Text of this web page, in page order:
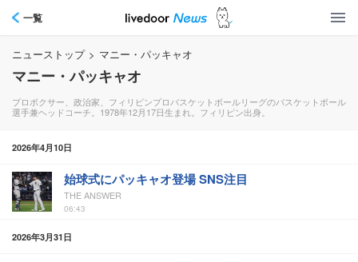
一覧
ニューストップ > マニー・パッキャオ
マニー・パッキャオ
プロボクサー、政治家、フィリピンプロバスケットボールリーグのバスケットボール
選手兼ヘッドコーチ。1978年12月17日生まれ。フィリピン出身。
2026年4月10日
始球式にパッキャオ登場 SNS注目
THE ANSWER
06:43
2026年3月31日